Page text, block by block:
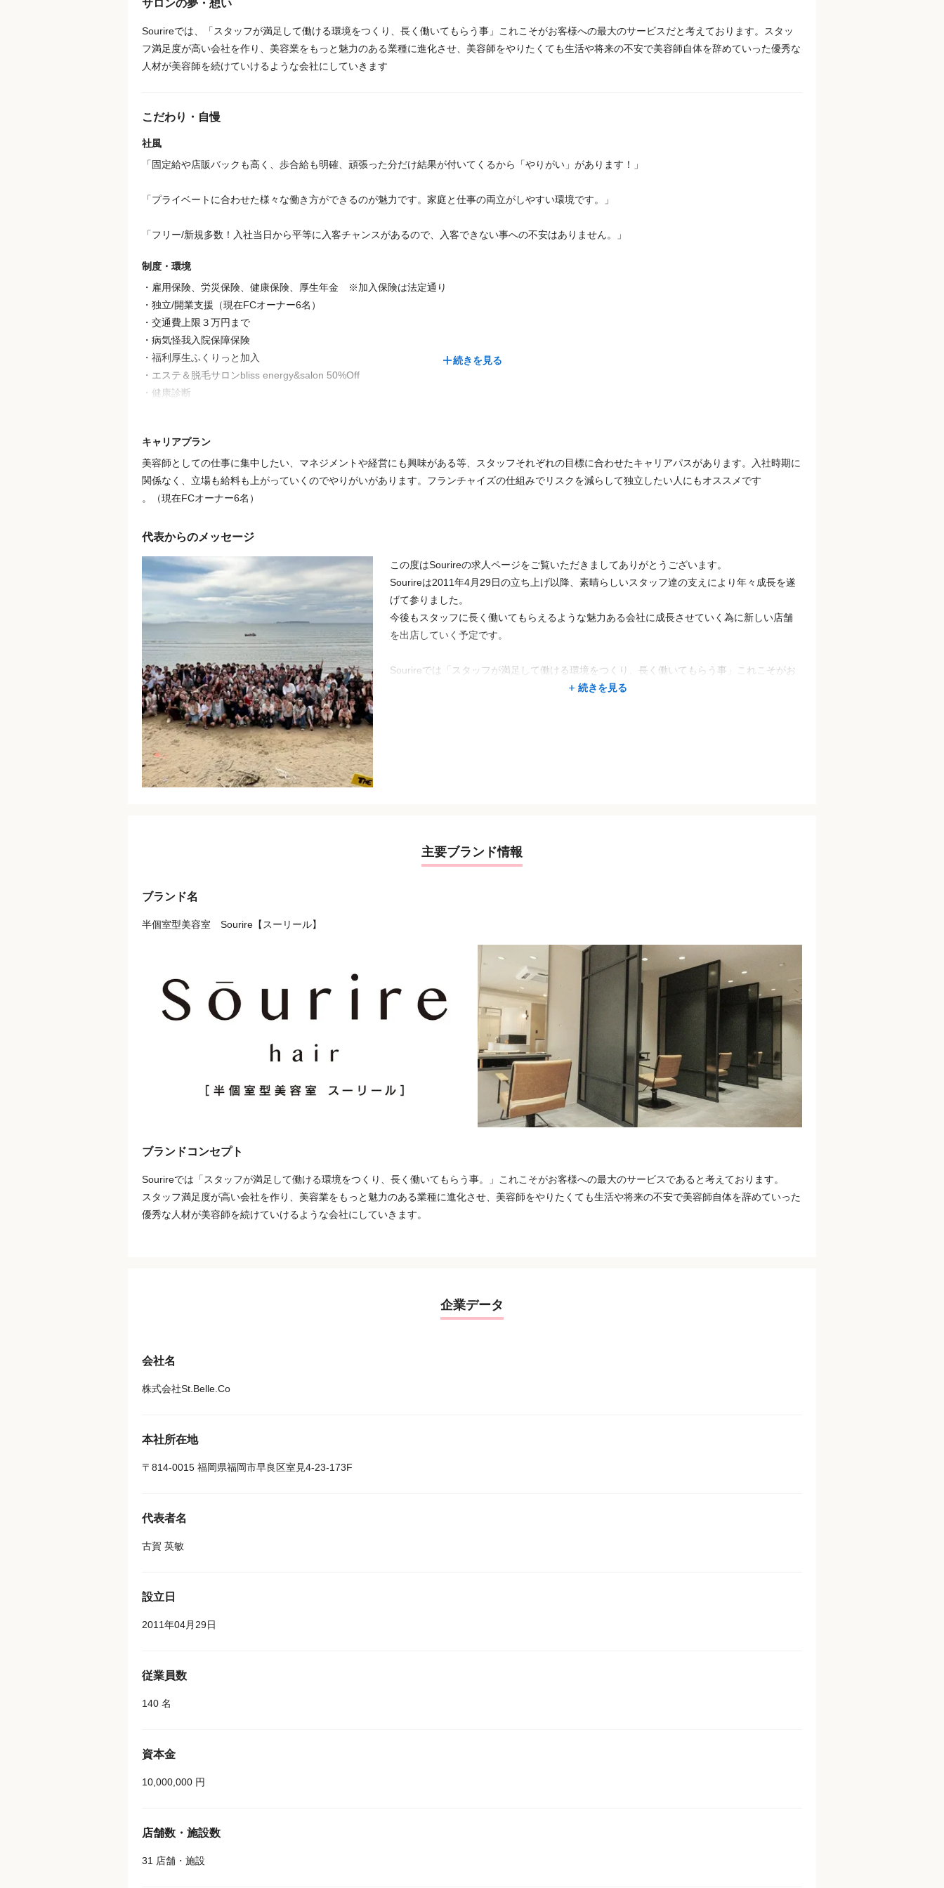
サロンの夢・想い
Sourireでは、「スタッフが満足して働ける環境をつくり、長く働いてもらう事」これこそがお客様への最大のサービスだと考えております。スタッ
フ満足度が高い会社を作り、美容業をもっと魅力のある業種に進化させ、美容師をやりたくても生活や将来の不安で美容師自体を辞めていった優秀な
人材が美容師を続けていけるような会社にしていきます
こだわり・自慢
社風
「固定給や店販バックも高く、歩合給も明確、頑張った分だけ結果が付いてくるから「やりがい」があります！」
「プライベートに合わせた様々な働き方ができるのが魅力です。家庭と仕事の両立がしやすい環境です。」
「フリー/新規多数！入社当日から平等に入客チャンスがあるので、入客できない事への不安はありません。」
制度・環境
・雇用保険、労災保険、健康保険、厚生年金 ※加入保険は法定通り
・独立/開業支援（現在FCオーナー6名）
・交通費上限３万円まで
・病気怪我入院保障保険
・福利厚生ふくりっと加入
・エステ＆脱毛サロンbliss energy&salon 50%Off
・健康診断
・社員旅行自由参加
・商品をスタッフ価格で購入可能
※バイク通勤は不可です
続きを見る
キャリアプラン
美容師としての仕事に集中したい、マネジメントや経営にも興味がある等、スタッフそれぞれの目標に合わせたキャリアパスがあります。入社時期に
関係なく、立場も給料も上がっていくのでやりがいがあります。フランチャイズの仕組みでリスクを減らして独立したい人にもオススメです
。（現在FCオーナー6名）
代表からのメッセージ
この度はSourireの求人ページをご覧いただきましてありがとうございます。
Sourireは2011年4月29日の立ち上げ以降、素晴らしいスタッフ達の支えにより年々成長を遂
げて参りました。
今後もスタッフに長く働いてもらえるような魅力ある会社に成長させていく為に新しい店舗
を出店していく予定です。
Sourireでは「スタッフが満足して働ける環境をつくり、長く働いてもらう事」これこそがお
客様への最大のサービスであると考えております。
きましょう。
皆様とお会いできることを心より楽しみにしています。
続きを見る
主要ブランド情報
ブランド名
半個室型美容室 Sourire【スーリール】
ブランドコンセプト
Sourireでは「スタッフが満足して働ける環境をつくり、長く働いてもらう事。」これこそがお客様への最大のサービスであると考えております。
スタッフ満足度が高い会社を作り、美容業をもっと魅力のある業種に進化させ、美容師をやりたくても生活や将来の不安で美容師自体を辞めていった
優秀な人材が美容師を続けていけるような会社にしていきます。
企業データ
会社名
株式会社St.Belle.Co
本社所在地
〒814-0015 福岡県福岡市早良区室見4-23-173F
代表者名
古賀 英敏
設立日
2011年04月29日
従業員数
140 名
資本金
10,000,000 円
店舗数・施設数
31 店舗・施設